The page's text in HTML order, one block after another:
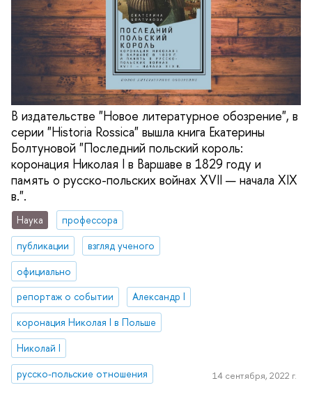
В издательстве "Новое литературное обозрение", в
серии "Historia Rossica" вышла книга Екатерины
Болтуновой "Последний польский король:
коронация Николая I в Варшаве в 1829 году и
память о русско-польских войнах XVII — начала XIX
в.".
Наука
профессора
публикации
взгляд ученого
официально
репортаж о событии
Александр I
коронация Николая I в Польше
Николай I
русско-польские отношения
14 сентября, 2022 г.